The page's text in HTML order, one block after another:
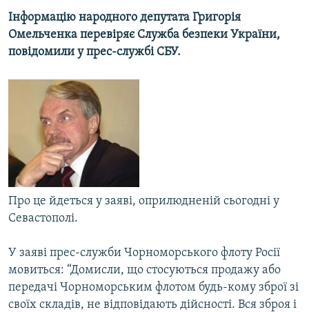
ПОДКАСТИ
РУС
ДОЛУЧАЙСЯ!
Усі сайти RFE/RL
Інформацію народного депутата Григорія
Омельченка перевіряє Служба безпеки України,
повідомили у прес-службі СБУ.
Про це йдеться у заяві, оприлюдненій сьогодні у
Севастополі.
У заяві прес-служби Чорноморського флоту Росії
мовиться: “Домисли, що стосуються продажу або
передачі Чорноморським флотом будь-кому зброї зі
своїх складів, не відповідають дійсності. Вся зброя і